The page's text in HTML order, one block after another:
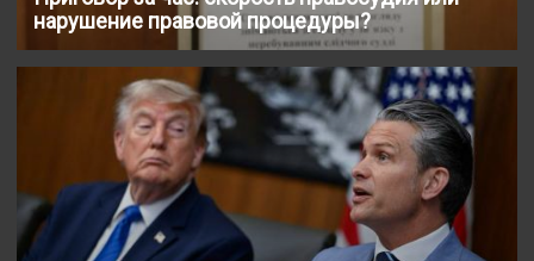
нарушение правовой процедуры?